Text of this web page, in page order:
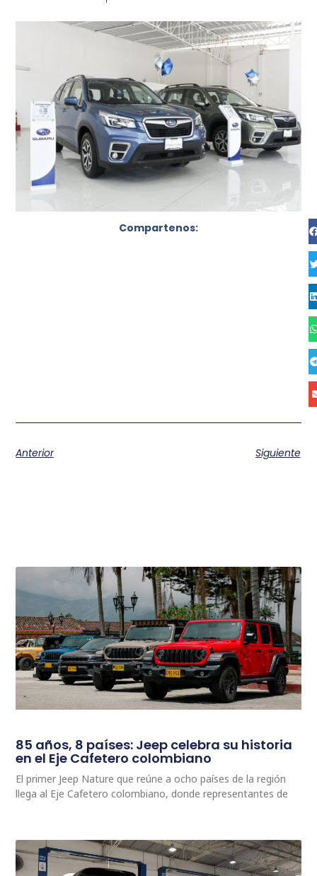
Compartenos:
Anterior Siguiente
85 años, 8 países: Jeep celebra su historia
en el Eje Cafetero colombiano
El primer Jeep Nature que reúne a ocho países de la región
llega al Eje Cafetero colombiano, donde representantes de